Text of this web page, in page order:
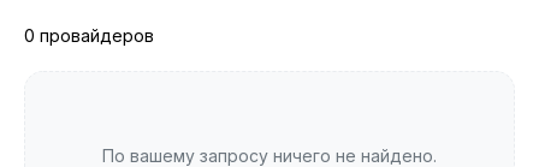
0 провайдеров
По вашему запросу ничего не найдено.